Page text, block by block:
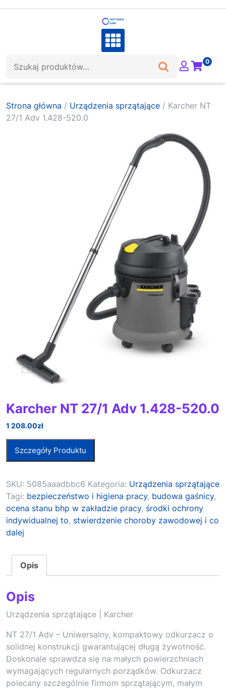
0
Strona główna / Urządzenia sprzątające / Karcher NT
27/1 Adv 1.428-520.0
Karcher NT 27/1 Adv 1.428-520.0
1 208.00zł
Szczegóły Produktu
SKU: 5085aaadbbc6 Kategoria: Urządzenia sprzątające
Tagi: bezpieczeństwo i higiena pracy, budowa gaśnicy,
ocena stanu bhp w zakładzie pracy, środki ochrony
indywidualnej to, stwierdzenie choroby zawodowej i co
dalej
Opis
Opis
Urządzenia sprzątające | Karcher
NT 27/1 Adv – Uniwersalny, kompaktowy odkurzacz o
solidnej konstrukcji gwarantującej długą żywotność.
Doskonale sprawdza się na małych powierzchniach
wymagających regularnych porządków. Odkurzacz
polecany szczególnie firmom sprzątającym, małym